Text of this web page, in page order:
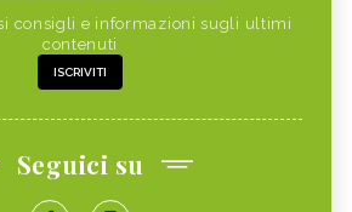
consigli e informazioni sugli ultimi
contenuti
ISCRIVITI
Seguici su